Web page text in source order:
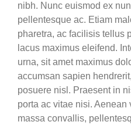
nibh. Nunc euismod ex
pellentesque ac. Etiam
pharetra, ac facilisis tellus
lacus maximus eleifend.
urna, sit amet maximus
accumsan sapien
posuere nisl. Praesent in
porta ac vitae nisi.
massa convallis,